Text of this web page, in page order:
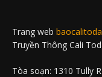
Trang web
Truyền Thông Cali
Tòa soạn: 1310 Tully